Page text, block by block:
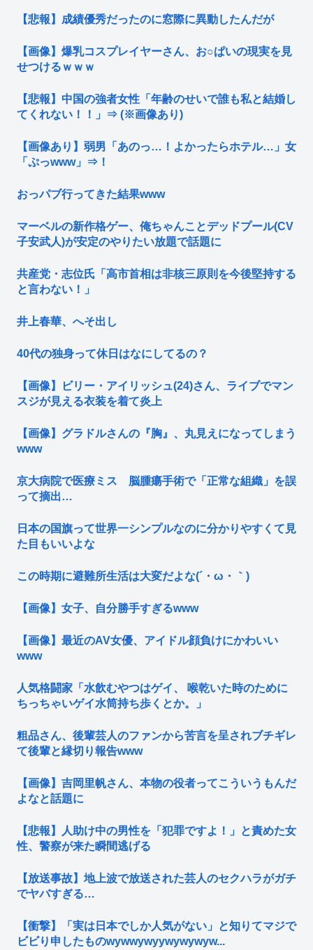
【悲報】成績優秀だったのに窓際に異動したんだが
【画像】爆乳コスプレイヤーさん、お○ぱいの現実を見
せつけるｗｗｗ
【悲報】中国の強者女性「年齢のせいで誰も私と結婚し
てくれない！！」⇒ (※画像あり)
【画像あり】弱男「あのっ…！よかったらホテル…」女
「ぷっwww」⇒！
おっパブ行ってきた結果www
マーベルの新作格ゲー、俺ちゃんことデッドプール(CV
子安武人)が安定のやりたい放題で話題に
共産党・志位氏「高市首相は非核三原則を今後堅持する
と言わない！」
井上春華、へそ出し
40代の独身って休日はなにしてるの？
【画像】ビリー・アイリッシュ(24)さん、ライブでマン
スジが見える衣装を着て炎上
【画像】グラドルさんの『胸』、丸見えになってしまう
www
京大病院で医療ミス 脳腫瘍手術で「正常な組織」を誤
って摘出…
日本の国旗って世界一シンプルなのに分かりやすくて見
た目もいいよな
この時期に避難所生活は大変だよな(´・ω・｀)
【画像】女子、自分勝手すぎるwww
【画像】最近のAV女優、アイドル顔負けにかわいい
www
人気格闘家「水飲むやつはゲイ、 喉乾いた時のために
ちっちゃいゲイ水筒持ち歩くとか。」
粗品さん、後輩芸人のファンから苦言を呈されブチギレ
て後輩と縁切り報告www
【画像】吉岡里帆さん、本物の役者ってこういうもんだ
よなと話題に
【悲報】人助け中の男性を「犯罪ですよ！」と責めた女
性、警察が来た瞬間逃げる
【放送事故】地上波で放送された芸人のセクハラがガチ
でヤバすぎる…
【衝撃】「実は日本でしか人気がない」と知りてマジで
ビビり申したものwywwywyywywywyw...